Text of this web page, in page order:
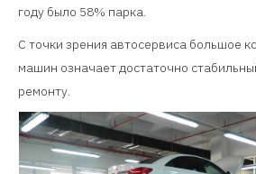
году было 58% парка.
С точки зрения автосервиса большое
машин означает достаточно
ремонту.